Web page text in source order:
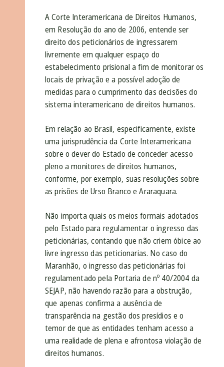
A Corte Interamericana de Direitos Humanos,
em Resolução do ano de 2006, entende ser
direito dos peticionários de ingressarem
livremente em qualquer espaço do
estabelecimento prisional a fim de monitorar os
locais de privação e a possível adoção de
medidas para o cumprimento das decisões do
sistema interamericano de direitos humanos.
Em relação ao Brasil, especificamente, existe
uma jurisprudência da Corte Interamericana
sobre o dever do Estado de conceder acesso
pleno a monitores de direitos humanos,
conforme, por exemplo, suas resoluções sobre
as prisões de Urso Branco e Araraquara.
Não importa quais os meios formais adotados
pelo Estado para regulamentar o ingresso das
peticionárias, contando que não criem óbice ao
livre ingresso das peticionarias. No caso do
Maranhão, o ingresso das peticionárias foi
regulamentado pela Portaria de nº 40/2004 da
SEJAP, não havendo razão para a obstrução,
que apenas confirma a ausência de
transparência na gestão dos presídios e o
temor de que as entidades tenham acesso a
uma realidade de plena e afrontosa violação de
direitos humanos.